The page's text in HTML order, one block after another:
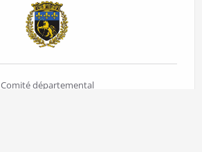
Comité départemental